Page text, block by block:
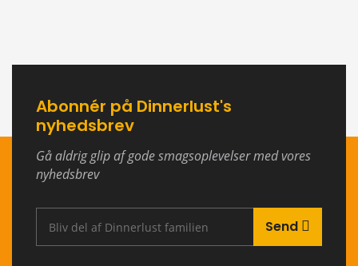
Abonnér på Dinnerlust's
nyhedsbrev
Gå aldrig glip af gode smagsoplevelser med vores
nyhedsbrev
Send